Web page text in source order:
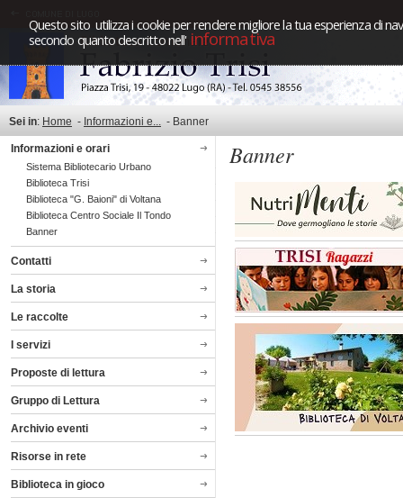
Questo sito utilizza i cookie per rendere migliore la tua esperienza di
secondo quanto descritto nell'informativa
Sei in: Home - Informazioni e... - Banner
Informazioni e orari
Sistema Bibliotecario Urbano
Biblioteca Trisi
Biblioteca "G. Baioni" di Voltana
Biblioteca Centro Sociale Il Tondo
Banner
Contatti
La storia
Le raccolte
I servizi
Proposte di lettura
Gruppo di Lettura
Archivio eventi
Risorse in rete
Biblioteca in gioco
Banner